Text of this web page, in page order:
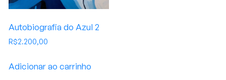
Autobiografia do Azul 2
R$2.200,00
Adicionar ao carrinho